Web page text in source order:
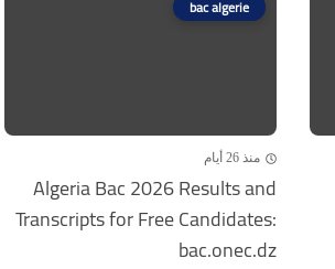
bac algerie
منذ 26 أيام
Algeria Bac 2026 Results and
Transcripts for Free Candidates:
bac.onec.dz